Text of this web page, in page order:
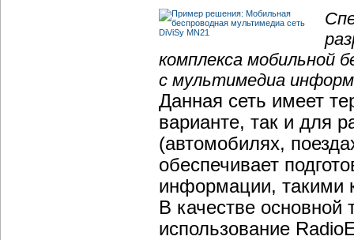
комплекса мобильной
с мультимедиа
Данная сеть имеет
варианте, так и для
(автомобилях,
обеспечивает
информации, такими
В качестве основной
использование